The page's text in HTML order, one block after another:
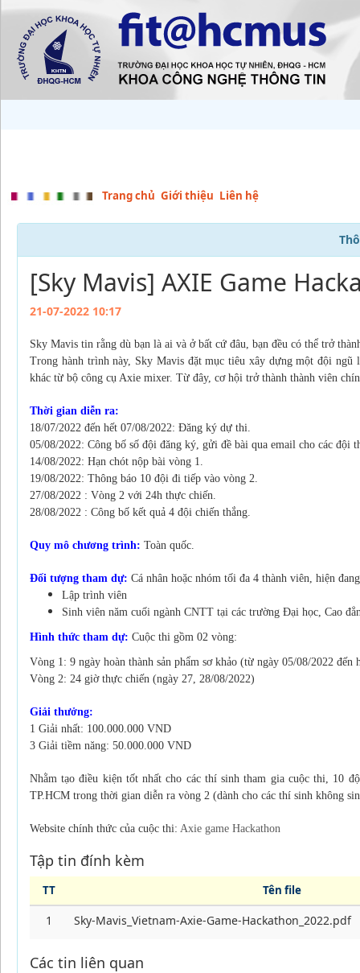
Trang chủ Giới thiệu Liên hệ
[Sky Mavis] AXIE Game
21-07-2022 10:17
Sky Mavis tin rằng dù bạn là ai và ở bất cứ đâu, bạn đều có thể trở
Trong hành trình này, Sky Mavis đặt mục tiêu xây dựng một đội
khác từ bộ công cụ Axie mixer. Từ đây, cơ hội trở thành thành viên
Thời gian diễn ra:
18/07/2022 đến hết 07/08/2022: Đăng ký dự thi.
05/08/2022: Công bố số đội đăng ký, gửi đề bài qua email cho các đội
14/08/2022: Hạn chót nộp bài vòng 1.
19/08/2022: Thông báo 10 đội đi tiếp vào vòng 2.
27/08/2022 : Vòng 2 với 24h thực chiến.
28/08/2022 : Công bố kết quả 4 đội chiến thắng.
Quy mô chương trình: Toàn quốc.
Đối tượng tham dự: Cá nhân hoặc nhóm tối đa 4 thành viên, hiện
Lập trình viên
Sinh viên năm cuối ngành CNTT tại các trường Đại học, Cao
Hình thức tham dự: Cuộc thi gồm 02 vòng:
Vòng 1: 9 ngày hoàn thành sản phẩm sơ khảo (từ ngày 05/08/2022 đến
Vòng 2: 24 giờ thực chiến (ngày 27, 28/08/2022)
Giải thưởng:
1 Giải nhất: 100.000.000 VND
3 Giải tiềm năng: 50.000.000 VND
Nhằm tạo điều kiện tốt nhất cho các thí sinh tham gia cuộc thi, 10
TP.HCM trong thời gian diễn ra vòng 2 (dành cho các thí sinh không
Website chính thức của cuộc thi: Axie game Hackathon
Tập tin đính kèm
TT Tên file
1 Sky-Mavis_Vietnam-Axie-Game-Hackathon_2022.pdf
Các tin liên quan